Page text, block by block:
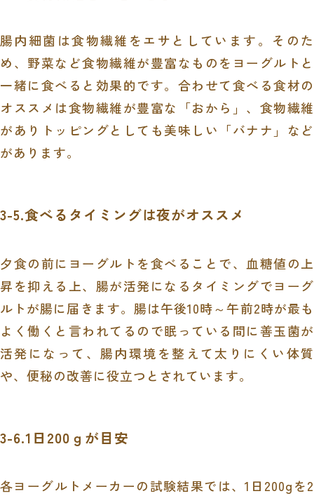
腸内細菌は食物繊維をエサとしています。そのた
め、野菜など食物繊維が豊富なものをヨーグルトと
一緒に食べると効果的です。合わせて食べる食材の
オススメは食物繊維が豊富な「おから」、食物繊維
がありトッピングとしても美味しい「バナナ」など
があります。
3-5.食べるタイミングは夜がオススメ
夕食の前にヨーグルトを食べることで、血糖値の上
昇を抑える上、腸が活発になるタイミングでヨーグ
ルトが腸に届きます。腸は午後10時～午前2時が最も
よく働くと言われてるので眠っている間に善玉菌が
活発になって、腸内環境を整えて太りにくい体質
や、便秘の改善に役立つとされています。
3-6.1日200ｇが目安
各ヨーグルトメーカーの試験結果では、1日200gを2